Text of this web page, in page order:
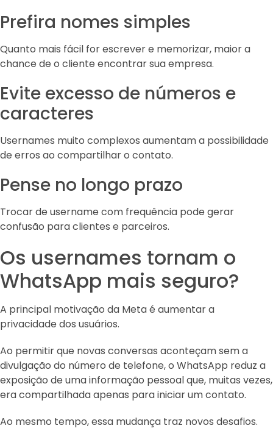
Prefira nomes simples
Quanto mais fácil for escrever e memorizar, maior a
chance de o cliente encontrar sua empresa.
Evite excesso de números e
caracteres
Usernames muito complexos aumentam a possibilidade
de erros ao compartilhar o contato.
Pense no longo prazo
Trocar de username com frequência pode gerar
confusão para clientes e parceiros.
Os usernames tornam o
WhatsApp mais seguro?
A principal motivação da Meta é aumentar a
privacidade dos usuários.
Ao permitir que novas conversas aconteçam sem a
divulgação do número de telefone, o WhatsApp reduz a
exposição de uma informação pessoal que, muitas vezes,
era compartilhada apenas para iniciar um contato.
Ao mesmo tempo, essa mudança traz novos desafios.